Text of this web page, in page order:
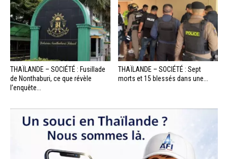
THAÏLANDE – SOCIÉTÉ : Fusillade
de Nonthaburi, ce que révèle
l’enquête...
THAÏLANDE – SOCIÉTÉ : Sept
morts et 15 blessés dans une...